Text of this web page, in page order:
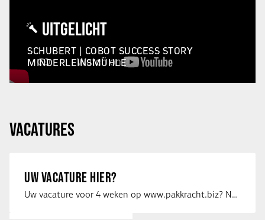
UITGELICHT
SCHUBERT | COBOT SUCCESS STORY
MINDERLEINSMÜHLE
VACATURES
UW VACATURE HIER?
Uw vacature voor 4 weken op www.pakkracht.biz? Neem dan contact op met Yannick van …